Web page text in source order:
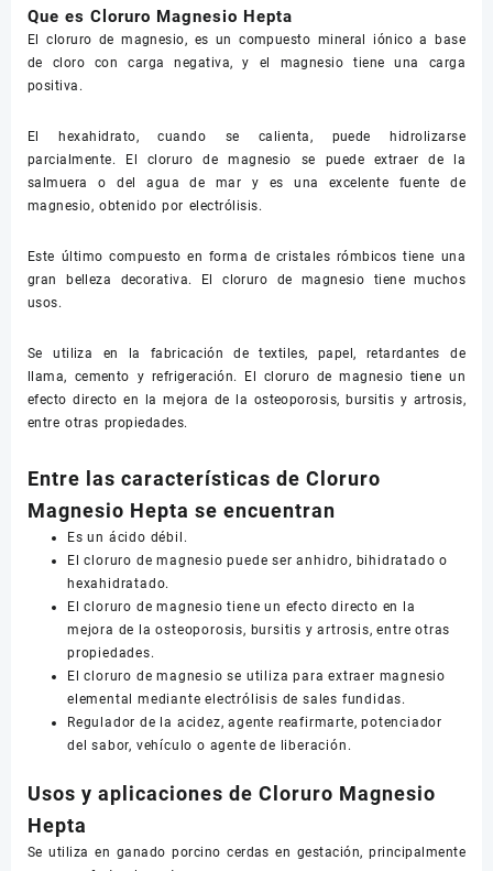
Que es Cloruro Magnesio Hepta
El cloruro de magnesio, es un compuesto mineral iónico a base
de cloro con carga negativa, y el magnesio tiene una carga
positiva.
El hexahidrato, cuando se calienta, puede hidrolizarse
parcialmente. El cloruro de magnesio se puede extraer de la
salmuera o del agua de mar y es una excelente fuente de
magnesio, obtenido por electrólisis.
Este último compuesto en forma de cristales rómbicos tiene una
gran belleza decorativa. El cloruro de magnesio tiene muchos
usos.
Se utiliza en la fabricación de textiles, papel, retardantes de
llama, cemento y refrigeración. El cloruro de magnesio tiene un
efecto directo en la mejora de la osteoporosis, bursitis y artrosis,
entre otras propiedades.
Entre las características de Cloruro
Magnesio Hepta se encuentran
Es un ácido débil.
El cloruro de magnesio puede ser anhidro, bihidratado o
hexahidratado.
El cloruro de magnesio tiene un efecto directo en la
mejora de la osteoporosis, bursitis y artrosis, entre otras
propiedades.
El cloruro de magnesio se utiliza para extraer magnesio
elemental mediante electrólisis de sales fundidas.
Regulador de la acidez, agente reafirmarte, potenciador
del sabor, vehículo o agente de liberación.
Usos y aplicaciones de Cloruro Magnesio
Hepta
Se utiliza en ganado porcino cerdas en gestación, principalmente